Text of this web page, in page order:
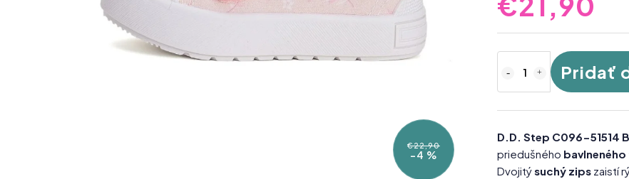
€22,90
–4 %
Pridať
D.D. Step C096-51514
priedušného
Dvojitýsuchý zips zaistí